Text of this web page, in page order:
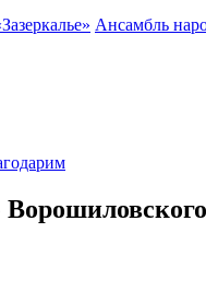
Ансамбль